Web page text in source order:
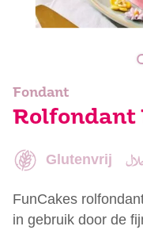
Fondant
Rolfondant
Glutenvrij
FunCakes
in gebruik door de